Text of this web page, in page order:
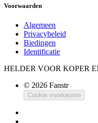
Voorwaarden
Algemeen
Privacybeleid
Biedingen
Identificatie
HELDER VOOR KOPER
© 2026 Fanstr
Cookie voorkeuren